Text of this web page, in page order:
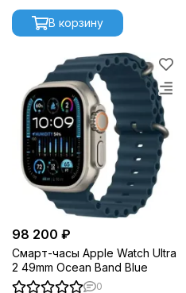
В корзину
98 200 ₽
Смарт-часы Apple Watch Ultra
2 49mm Ocean Band Blue
0